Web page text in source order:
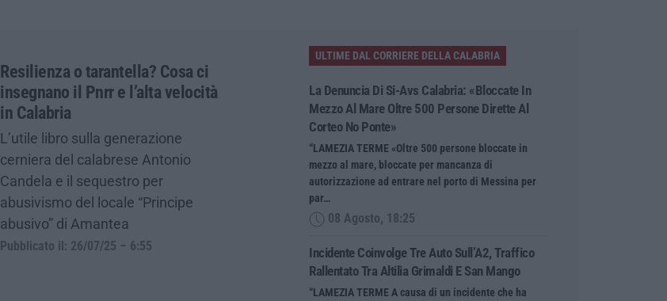
Resilienza o tarantella? Cosa ci
insegnano il Pnrr e l’alta velocità
in Calabria
L’utile libro sulla generazione
cerniera del calabrese Antonio
Candela e il sequestro per
abusivismo del locale “Principe
abusivo” di Amantea
Pubblicato il: 26/07/25 – 6:55
ULTIME DAL CORRIERE DELLA CALABRIA
La Denuncia Di Si-Avs Calabria: «Bloccate In
Mezzo Al Mare Oltre 500 Persone Dirette Al
Corteo No Ponte»
“LAMEZIA TERME «Oltre 500 persone bloccate in
mezzo al mare, bloccate per mancanza di
autorizzazione ad entrare nel porto di Messina per
par…
08 Agosto, 18:25
Incidente Coinvolge Tre Auto Sull’A2, Traffico
Rallentato Tra Altilia Grimaldi E San Mango
“LAMEZIA TERME A causa di un incidente che ha